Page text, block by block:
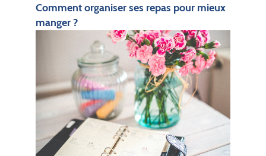
Comment organiser ses repas pour mieux
manger ?